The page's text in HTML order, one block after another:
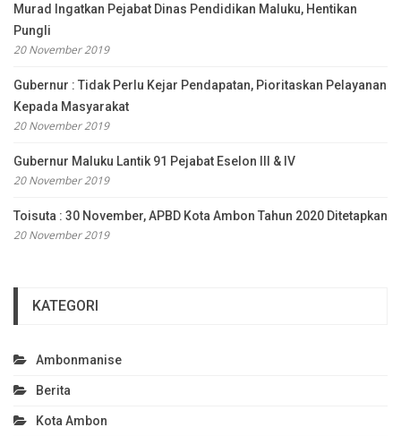
Murad Ingatkan Pejabat Dinas Pendidikan Maluku, Hentikan
Pungli
20 November 2019
Gubernur : Tidak Perlu Kejar Pendapatan, Pioritaskan Pelayanan
Kepada Masyarakat
20 November 2019
Gubernur Maluku Lantik 91 Pejabat Eselon III & IV
20 November 2019
Toisuta : 30 November, APBD Kota Ambon Tahun 2020 Ditetapkan
20 November 2019
KATEGORI
Ambonmanise
Berita
Kota Ambon